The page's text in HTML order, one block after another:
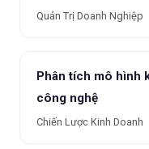
Quản Trị Doanh Nghiệp
Phân tích mô hình
công nghệ
Chiến Lược Kinh Doanh